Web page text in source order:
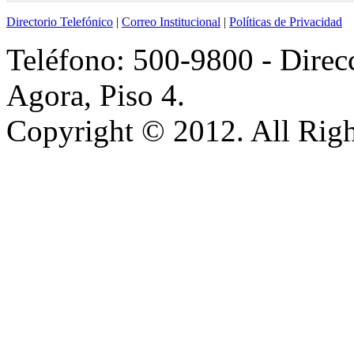
Directorio Telefónico | Correo Institucional | Políticas de Privacidad
Teléfono: 500-9800 -
Agora, Piso 4.
Copyright © 2012. All